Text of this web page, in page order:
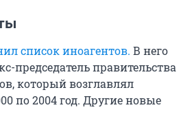
список иноагентов. В него
председатель правительства
который возглавлял
по 2004 год. Другие новые